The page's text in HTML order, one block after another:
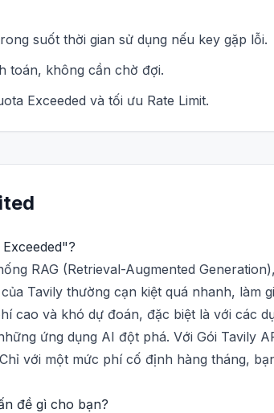
suốt thời gian sử dụng nếu key gặp lỗi.
toán, không cần chờ đợi.
Exceeded và tối ưu Rate Limit.
RAG (Retrieval-Augmented
Tavily thường cạn kiệt quá nhanh, làm
cao và khó dự đoán, đặc biệt là với các
ứng dụng AI đột phá. Với Gói Tavily
với một mức phí cố định hàng tháng,
đề gì cho bạn?